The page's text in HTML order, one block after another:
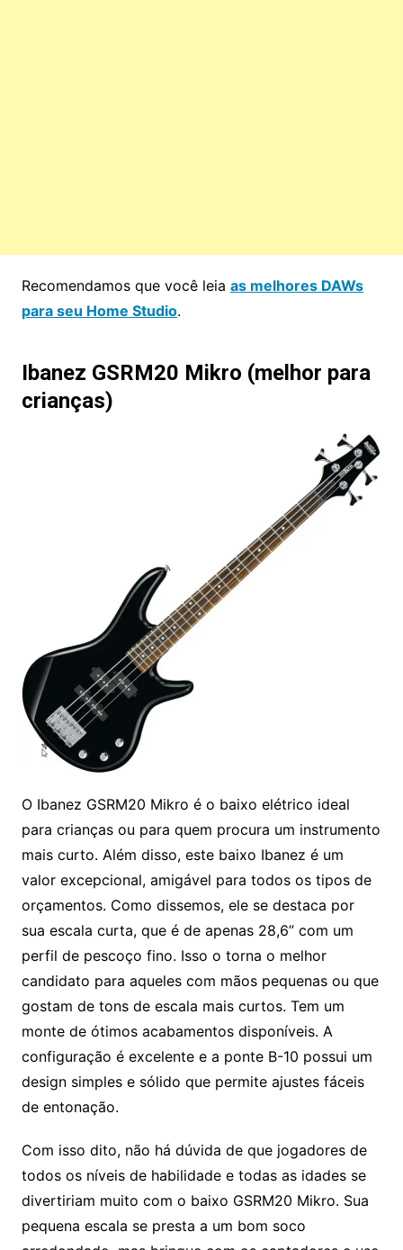
Recomendamos que você leia as melhores DAWs
para seu Home Studio.
Ibanez GSRM20 Mikro (melhor para
crianças)
O Ibanez GSRM20 Mikro é o baixo elétrico ideal
para crianças ou para quem procura um instrumento
mais curto. Além disso, este baixo Ibanez é um
valor excepcional, amigável para todos os tipos de
orçamentos. Como dissemos, ele se destaca por
sua escala curta, que é de apenas 28,6” com um
perfil de pescoço fino. Isso o torna o melhor
candidato para aqueles com mãos pequenas ou que
gostam de tons de escala mais curtos. Tem um
monte de ótimos acabamentos disponíveis. A
configuração é excelente e a ponte B-10 possui um
design simples e sólido que permite ajustes fáceis
de entonação.
Com isso dito, não há dúvida de que jogadores de
todos os níveis de habilidade e todas as idades se
divertiriam muito com o baixo GSRM20 Mikro. Sua
pequena escala se presta a um bom soco